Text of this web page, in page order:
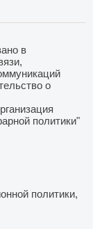
в
о
политики"
политики,